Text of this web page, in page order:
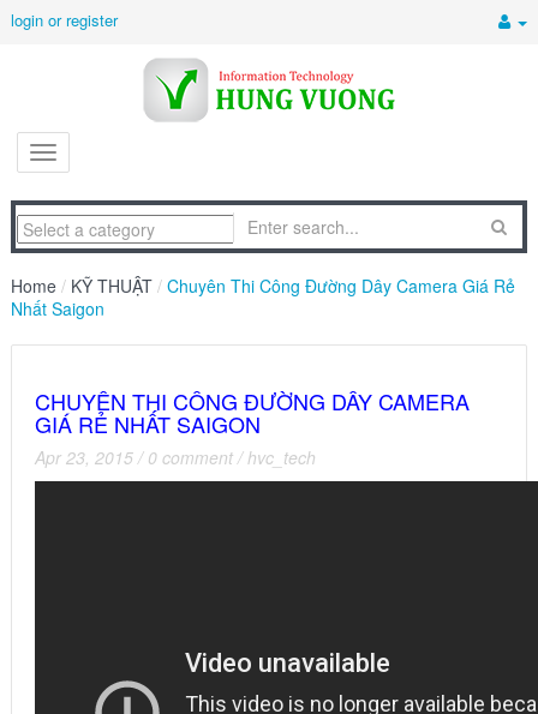
login or register
Home / KỸ THUẬT / Chuyên Thi Công Đường Dây Camera Giá Rẻ
Nhất Saigon
CHUYÊN THI CÔNG ĐƯỜNG DÂY CAMERA
GIÁ RẺ NHẤT SAIGON
Apr 23, 2015 / 0 comment /hvc_tech